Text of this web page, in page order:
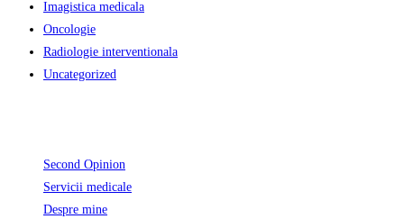
Imagistica medicala
Oncologie
Radiologie interventionala
Uncategorized
Second Opinion
Servicii medicale
Despre mine